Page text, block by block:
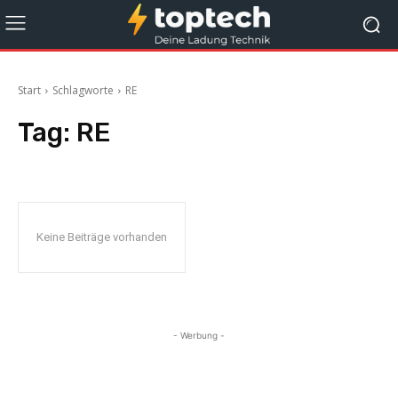
Start Schlagworte RE
Tag: RE
Keine Beiträge vorhanden
- Werbung -